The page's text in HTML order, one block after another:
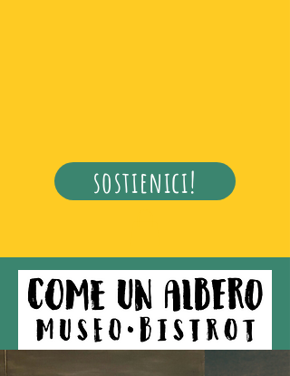
sostienici!